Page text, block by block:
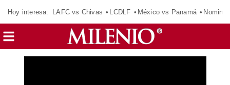
Hoy interesa: LAFC vs Chivas LCDLF México vs Panamá